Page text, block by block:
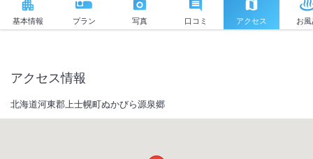
基本情報 プラン 写真 口コミ アクセス お
アクセス情報
北海道河東郡上士幌町ぬかびら源泉郷